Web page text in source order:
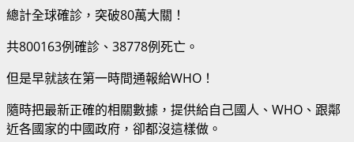
總計全球確診，突破80萬大關！
共800163例確診、38778例死亡。
但是早就該在第一時間通報給WHO！
隨時把最新正確的相關數據，提供給自己國人、WHO、跟鄰
近各國家的中國政府，卻都沒這樣做。